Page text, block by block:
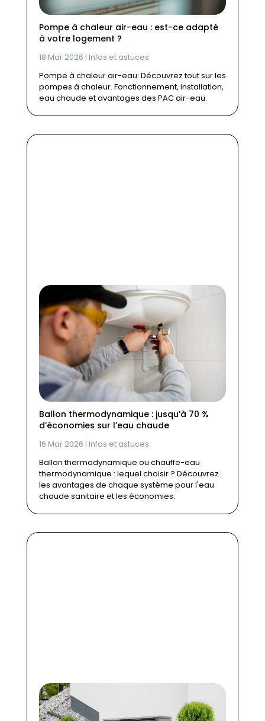
Pompe à chaleur air-eau : est-ce adapté
à votre logement ?
18 Mar 2026 | Infos et astuces
Pompe à chaleur air-eau: Découvrez tout sur les
pompes à chaleur. Fonctionnement, installation,
eau chaude et avantages des PAC air-eau.
Ballon thermodynamique : jusqu’à 70 %
d’économies sur l’eau chaude
16 Mar 2026 | Infos et astuces
Ballon thermodynamique ou chauffe-eau
thermodynamique : lequel choisir ? Découvrez
les avantages de chaque système pour l'eau
chaude sanitaire et les économies.